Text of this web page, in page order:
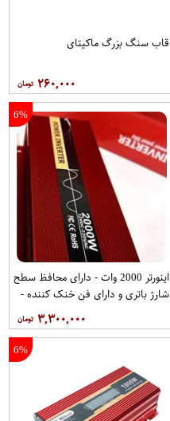
قاب سنگ بزرگ ماکیتای
۲۶۰,۰۰۰
6%
اینورتر 2000 وات - دارای محافظ سطح
شارژ باتری و دارای فن خنک کننده -
مبدل برق(تبدیل برق 12V به 220V) -
دارای یک خروجی USB - پاور اینورتر از
۳,۳۰۰,۰۰۰
6%